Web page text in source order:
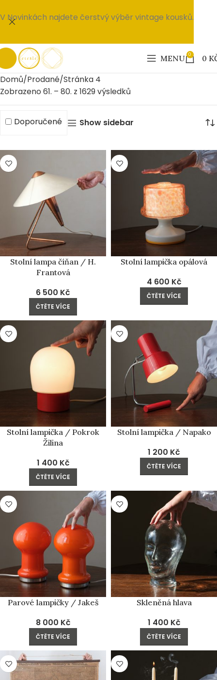
MENU 0 0
Domů Prodané Stránka 4
Zobrazeno 61. – 80. z 1629 výsledků
Doporučené Show sidebar
PRODÁNO
Stolní lampa číňan / H.
Frantová
6 500 Kč
ČTĚTE VÍCE
PRODÁNO
Stolní lampička opálová
4 600 Kč
ČTĚTE VÍCE
PRODÁNO
Stolní lampička / Pokrok
Žilina
1 400 Kč
ČTĚTE VÍCE
PRODÁNO
Stolní lampička / Napako
1 200 Kč
ČTĚTE VÍCE
PRODÁNO
Parové lampičky / Jakeš
8 000 Kč
ČTĚTE VÍCE
PRODÁNO
Skleněná hlava
1 400 Kč
ČTĚTE VÍCE
PRODÁNO PRODÁNO
V Novinkách najdete čerstvý výběr vintage kousků.